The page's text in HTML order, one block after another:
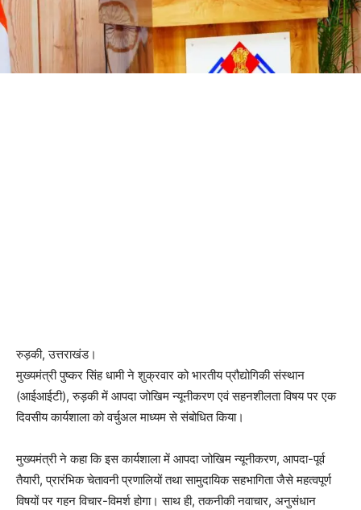
रुड़की, उत्तराखंड।
मुख्यमंत्री पुष्कर सिंह धामी ने शुक्रवार को भारतीय प्रौद्योगिकी संस्थान
(आईआईटी), रुड़की में आपदा जोखिम न्यूनीकरण एवं सहनशीलता विषय पर एक
दिवसीय कार्यशाला को वर्चुअल माध्यम से संबोधित किया।
मुख्यमंत्री ने कहा कि इस कार्यशाला में आपदा जोखिम न्यूनीकरण, आपदा-पूर्व
तैयारी, प्रारंभिक चेतावनी प्रणालियों तथा सामुदायिक सहभागिता जैसे महत्वपूर्ण
विषयों पर गहन विचार-विमर्श होगा। साथ ही, तकनीकी नवाचार, अनुसंधान